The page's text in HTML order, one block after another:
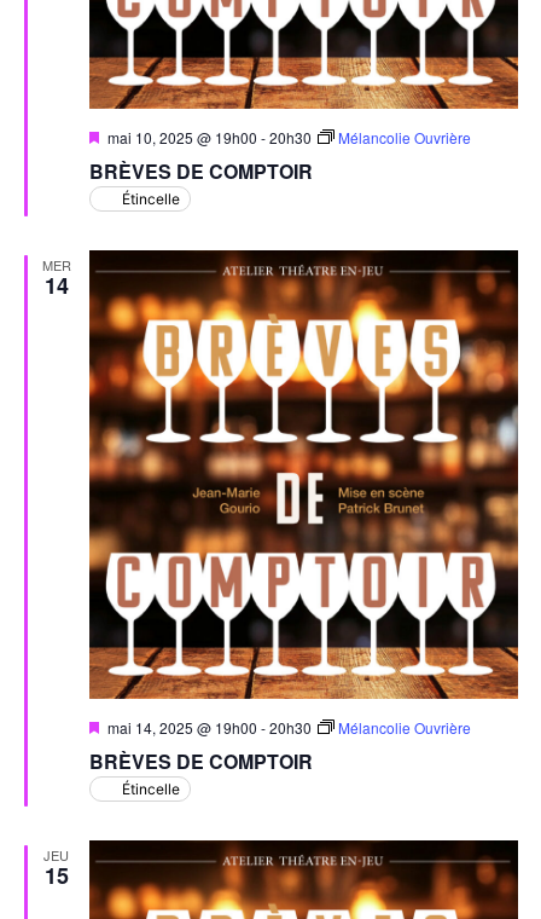
BRÈVES DE COMPTOIR
Mis
avant
mai 10, 2025 @ 19h00 -20h30 Mélancolie Ouvrière
Étincelle
MER
14
BRÈVES DE COMPTOIR
Mis
avant
mai 14, 2025 @ 19h00 -20h30 Mélancolie Ouvrière
Étincelle
JEU
15